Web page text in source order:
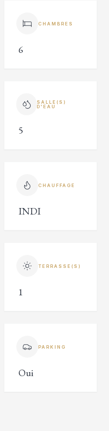
CHAMBRES
6
SALLE(S)
D'EAU
5
CHAUFFAGE
INDI
TERRASSE(S)
1
PARKING
Oui